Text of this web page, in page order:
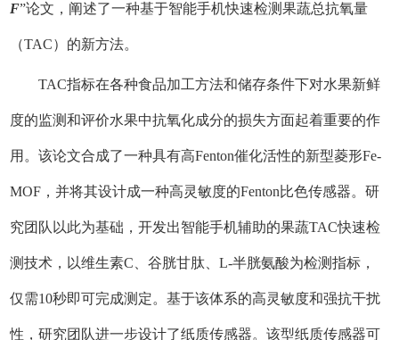
F”论文，阐述了一种基于智能手机快速检测果蔬总抗氧量
（TAC）的新方法。
TAC指标在各种食品加工方法和储存条件下对水果新鲜
度的监测和评价水果中抗氧化成分的损失方面起着重要的作
用。该论文合成了一种具有高Fenton催化活性的新型菱形Fe-
MOF，并将其设计成一种高灵敏度的Fenton比色传感器。研
究团队以此为基础，开发出智能手机辅助的果蔬TAC快速检
测技术，以维生素C、谷胱甘肽、L-半胱氨酸为检测指标，
仅需10秒即可完成测定。基于该体系的高灵敏度和强抗干扰
性，研究团队进一步设计了纸质传感器。该型纸质传感器可